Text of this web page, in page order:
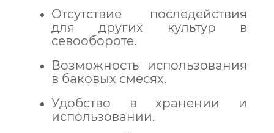
Отсутствие последействия
для других культур в
севообороте.
Возможность использования
в баковых смесях.
Удобство в хранении и
использовании.